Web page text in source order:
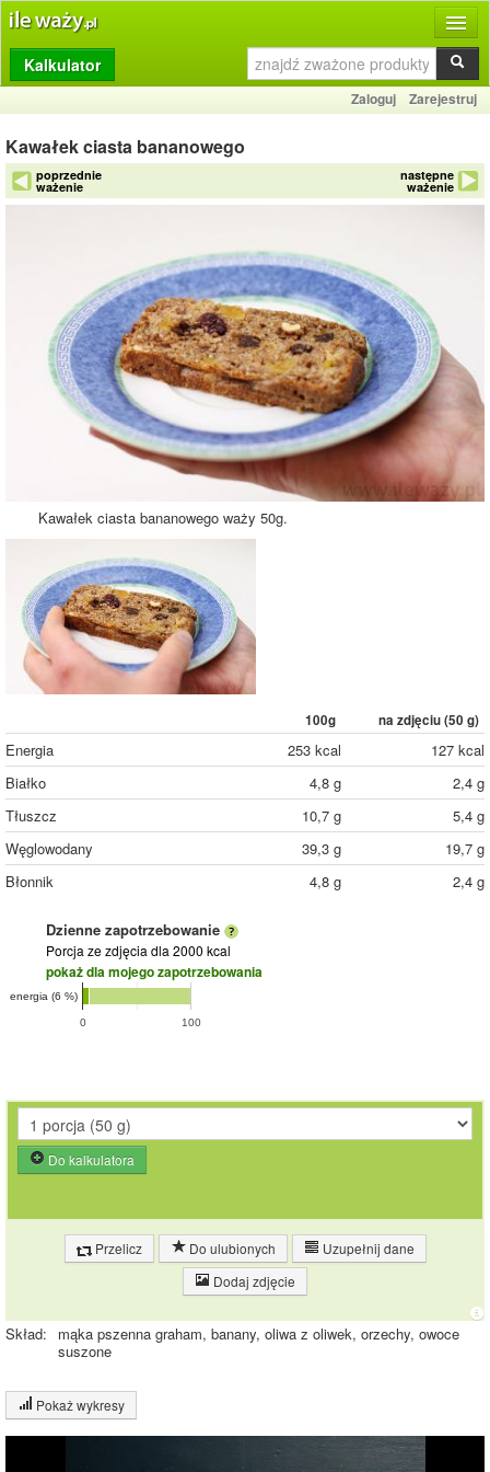
Produkty
Dziennik
Przelicznik
Porównywarka
Słownik
O stronie
Kontakt
Kalkulator
Zaloguj Zarejestruj
Kawałek ciasta bananowego
poprzednie
ważenie
następne
ważenie
Kawałek ciasta bananowego waży 50g.
100g na zdjęciu (50 g)
Energia 253 kcal
127 kcal
Białko
4,8 g
2,4 g
Tłuszcz
10,7 g
5,4 g
Węglowodany
39,3 g
19,7 g
Błonnik
4,8 g 2,4 g
Dzienne zapotrzebowanie
Porcja ze zdjęcia dla 2000 kcal
pokaż dla mojego zapotrzebowania
0 100
energia (6 %)
Do kalkulatora
Przelicz Do ulubionych
Uzupełnij dane
Dodaj zdjęcie
Skład:
mąka pszenna graham, banany, oliwa z oliwek, orzechy, owoce
suszone
Pokaż wykresy
Wykres składu produktu